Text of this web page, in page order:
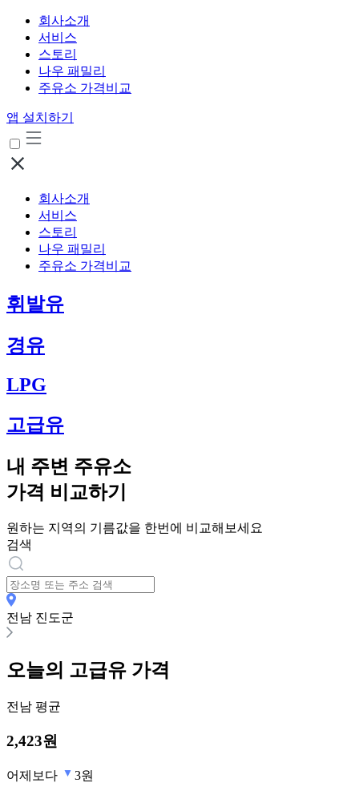
회사소개
서비스
스토리
나우 패밀리
주유소 가격비교
앱 설치하기
회사소개
서비스
스토리
나우 패밀리
주유소 가격비교
휘발유
경유
LPG
고급유
내 주변 주유소
가격 비교하기
원하는 지역의 기름값을 한번에 비교해보세요
검색
전남 진도군
오늘의 고급유 가격
전남 평균
2,423원
어제보다 3원